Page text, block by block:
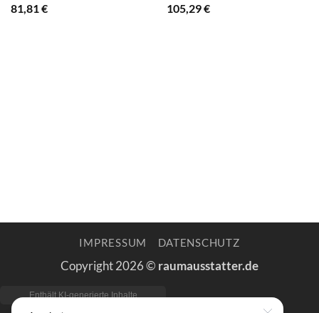
81,81 €
105,29€
IMPRESSUM DATENSCHUTZ
Copyright 2026 © raumausstatter.de